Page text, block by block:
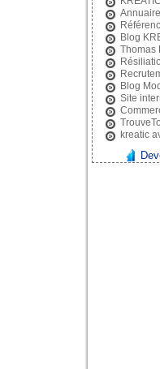
Blog
Thomas
Blog
Site
kreatic